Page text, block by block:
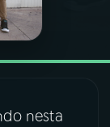
nesta